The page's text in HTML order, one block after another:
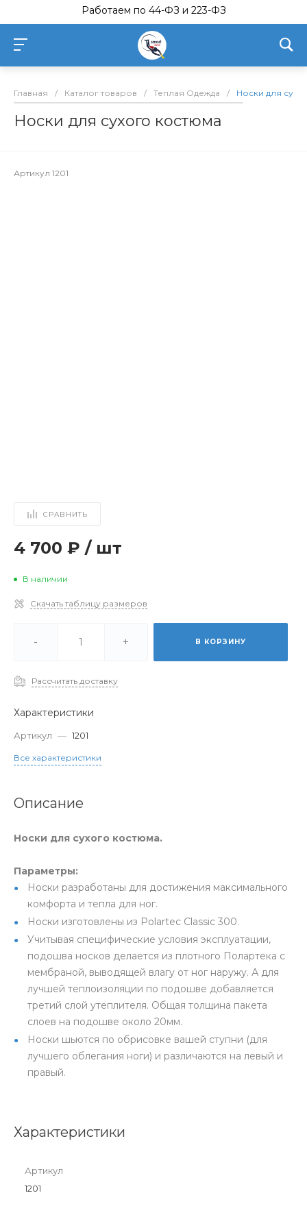
Работаем по 44-ФЗ и 223-ФЗ
Главная / Каталог товаров / Теплая Одежда / Носки для
Носки для сухого костюма
Артикул 1201
СРАВНИТЬ
4 700 ₽ / шт
В наличии
Скачать таблицу размеров
- + В КОРЗИНУ
Рассчитать доставку
Характеристики
Артикул — 1201
Все характеристики
Описание
Носки для сухого костюма.
Параметры:
Носки разработаны для достижения максимального
комфорта и тепла для ног.
Носки изготовлены из Polartec Classic 300.
Учитывая специфические условия эксплуатации,
подошва носков делается из плотного Полартека с
мембраной, выводящей влагу от ног наружу. А для
лучшей теплоизоляции по подошве добавляется
третий слой утеплителя. Общая толщина пакета
слоев на подошве около 20мм.
Носки шьются по обрисовке вашей ступни (для
лучшего облегания ноги) и различаются на левый и
правый.
Характеристики
Артикул
1201